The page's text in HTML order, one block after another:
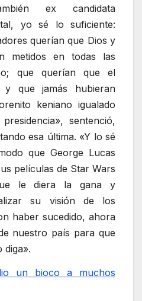
ex candidata
yo sé lo suficiente:
querían que Dios y
metidos en todas las
que querían que el
que jamás hubieran
keniano igualado
sentenció,
esa última. «Y lo sé
que George Lucas
películas de Star Wars
le diera la gana y
su visión de los
haber sucedido, ahora
nuestro país para que
diga».